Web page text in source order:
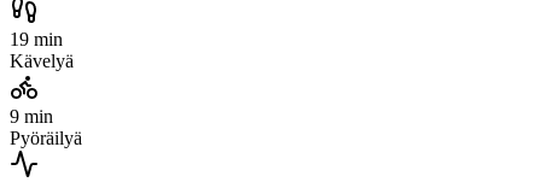
19 min
Kävelyä
9 min
Pyöräilyä